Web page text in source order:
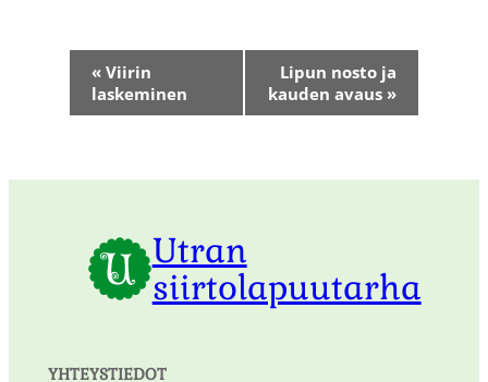
Tapahtuma
navigointi
«Viirin
laskeminen
Lipun nosto ja
kauden avaus »
Utran
siirtolapuutarha
YHTEYSTIEDOT